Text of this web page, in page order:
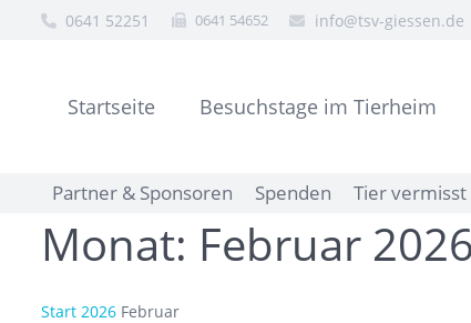
0641 52251 0641 54652 info@tsv-giessen.de
Startseite Besuchstage im Tierheim
Partner & Sponsoren Spenden Tier
Monat: Februar 2026
Start 2026 Februar